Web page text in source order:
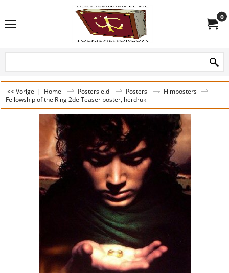
0
<< Vorige | Home Posters e.d Posters
Filmposters
Fellowship of the Ring 2de Teaser poster, herdruk